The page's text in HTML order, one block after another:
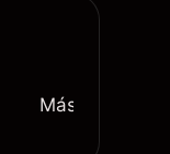
Más bajistas